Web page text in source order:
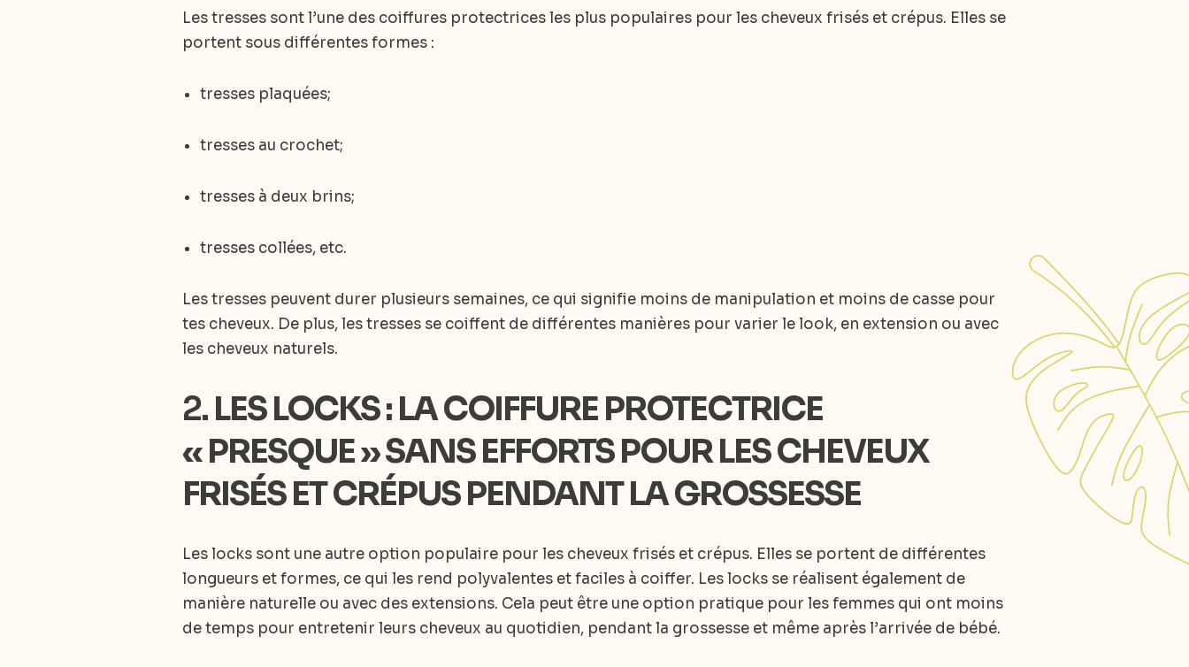
Les tresses sont l’une des coiffures protectrices les plus populaires pour les cheveux frisés et crépus. Elles se
portent sous différentes formes :
tresses plaquées;
tresses au crochet;
tresses à deux brins;
tresses collées, etc.
Les tresses peuvent durer plusieurs semaines, ce qui signifie moins de manipulation et moins de casse pour
tes cheveux. De plus, les tresses se coiffent de différentes manières pour varier le look, en extension ou avec
les cheveux naturels.
2.LES LOCKS : LA COIFFURE PROTECTRICE
« PRESQUE » SANS EFFORTS POUR LES CHEVEUX
FRISÉS ET CRÉPUS PENDANT LA GROSSESSE
Les locks sont une autre option populaire pour les cheveux frisés et crépus. Elles se portent de différentes
longueurs et formes, ce qui les rend polyvalentes et faciles à coiffer. Les locks se réalisent également de
manière naturelle ou avec des extensions. Cela peut être une option pratique pour les femmes qui ont moins
de temps pour entretenir leurs cheveux au quotidien, pendant la grossesse et même après l’arrivée de bébé.